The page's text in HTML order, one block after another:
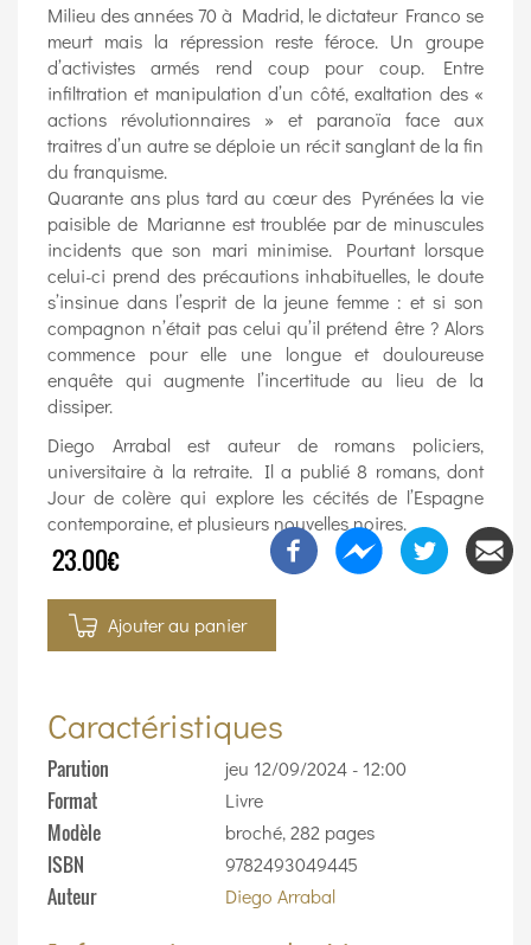
Milieu des années 70 à Madrid, le dictateur Franco se
meurt mais la répression reste féroce. Un groupe
d’activistes armés rend coup pour coup. Entre
infiltration et manipulation d’un côté, exaltation des «
actions révolutionnaires » et paranoïa face aux
traitres d’un autre se déploie un récit sanglant de la fin
du franquisme.
Quarante ans plus tard au cœur des Pyrénées la vie
paisible de Marianne est troublée par de minuscules
incidents que son mari minimise. Pourtant lorsque
celui-ci prend des précautions inhabituelles, le doute
s’insinue dans l’esprit de la jeune femme : et si son
compagnon n’était pas celui qu’il prétend être ? Alors
commence pour elle une longue et douloureuse
enquête qui augmente l’incertitude au lieu de la
dissiper.
Diego Arrabal est auteur de romans policiers,
universitaire à la retraite. Il a publié 8 romans, dont
Jour de colère qui explore les cécités de l’Espagne
contemporaine, et plusieurs nouvelles noires.
23.00€
Ajouter au panier
Caractéristiques
Parution jeu 12/09/2024 - 12:00
Format Livre
Modèle broché, 282 pages
ISBN 9782493049445
Auteur Diego Arrabal